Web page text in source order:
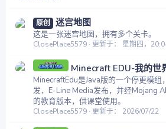
原创 迷宫地图
这是一张迷宫地图，拥有多个关卡。
ClosePlace5579 更新于： 星期四，
Minecraft EDU-我的世
MinecraftEdu是Java版的一个停更模组
发，E-Line Media发布，并经Mojang
的教育版本，供课堂使用。
ClosePlace5579 更新于： 2026/07/22